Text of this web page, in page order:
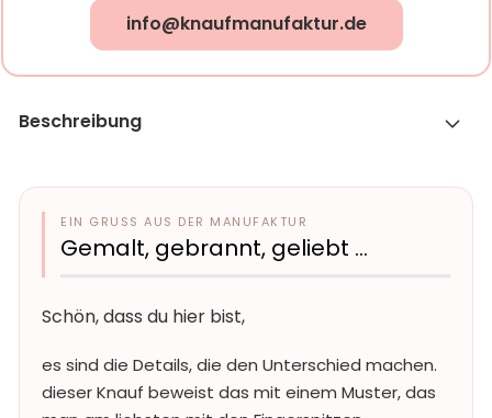
info@knaufmanufaktur.de
Beschreibung
EIN GRUSS AUS DER MANUFAKTUR
Gemalt, gebrannt, geliebt …
Schön, dass du hier bist,
es sind die Details, die den Unterschied machen.
dieser Knauf beweist das mit einem Muster, das